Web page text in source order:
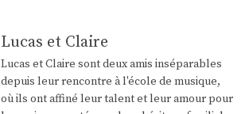
Lucas et Claire
Lucas et Claire sont deux amis inséparables
depuis leur rencontre à l'école de musique,
où ils ont affiné leur talent et leur amour pour